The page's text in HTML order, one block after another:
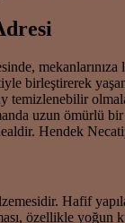
temizlenebilir
uzun ömürlü
Hendek
Hafif
özellikle